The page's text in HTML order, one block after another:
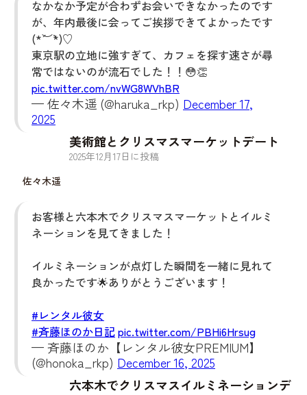
なかなか予定が合わずお会いできなかったのです
が、年内最後に会ってご挨拶できてよかったです
(*´︶`*)♡
東京駅の立地に強すぎて、カフェを探す速さが尋
常ではないのが流石でした！！😳👏
pic.twitter.com/nvWG8WVhBR
— 佐々木遥 (@haruka_rkp) December 17,
2025
佐々木遥
美術館とクリスマスマーケットデート
2025年12月 17日に投稿
お客様と六本木でクリスマスマーケットとイルミ
ネーションを見てきました！
イルミネーションが点灯した瞬間を一緒に見れて
良かったです🌟ありがとうございます！
#レンタル彼女
#斉藤ほのか日記pic.twitter.com/PBHi6Hrsug
— 斉藤ほのか【レンタル彼女PREMIUM】
(@honoka_rkp) December 16, 2025
六本木でクリスマスイルミネーションデ